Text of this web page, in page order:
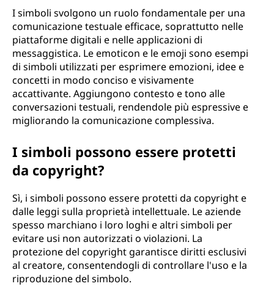
I simboli svolgono un ruolo fondamentale per una
comunicazione testuale efficace, soprattutto nelle
piattaforme digitali e nelle applicazioni di
messaggistica. Le emoticon e le emoji sono esempi
di simboli utilizzati per esprimere emozioni, idee e
concetti in modo conciso e visivamente
accattivante. Aggiungono contesto e tono alle
conversazioni testuali, rendendole più espressive e
migliorando la comunicazione complessiva.
I simboli possono essere protetti
da copyright?
Sì, i simboli possono essere protetti da copyright e
dalle leggi sulla proprietà intellettuale. Le aziende
spesso marchiano i loro loghi e altri simboli per
evitare usi non autorizzati o violazioni. La
protezione del copyright garantisce diritti esclusivi
al creatore, consentendogli di controllare l'uso e la
riproduzione del simbolo.